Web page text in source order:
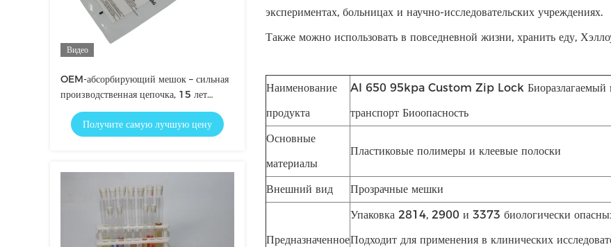
Видео
OEM-абсорбирующий мешок – сильная
производственная цепочка, 15 лет
доверия
Получите самую лучшую цену
экспериментах, больницах и научно-исследовательских учреждениях.
Также можно использовать в повседневной жизни, хранить еду,
Наименование
продукта
AI 650 95kpa Custom Zip Lock Биоразлагаемый
транспорт Биоопасность
Основные
материалы
Пластиковые полимеры и клеевые полоски
Внешний вид Прозрачные мешки
Предназначенное
Упаковка 2814, 2900 и 3373 биологически
Подходит для применения в клинических